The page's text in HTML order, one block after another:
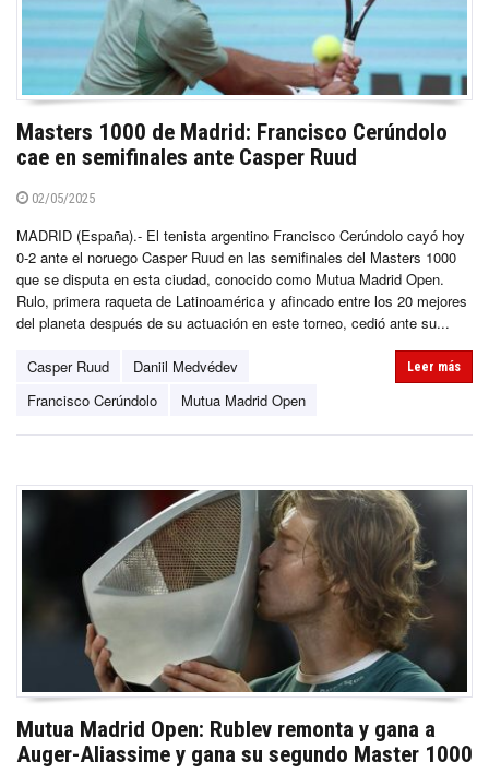
Masters 1000 de Madrid: Francisco Cerúndolo
cae en semifinales ante Casper Ruud
02/05/2025
MADRID (España).- El tenista argentino Francisco Cerúndolo cayó hoy
0-2 ante el noruego Casper Ruud en las semifinales del Masters 1000
que se disputa en esta ciudad, conocido como Mutua Madrid Open.
Rulo, primera raqueta de Latinoamérica y afincado entre los 20 mejores
del planeta después de su actuación en este torneo, cedió ante su...
Casper Ruud
Daniil Medvédev
Francisco Cerúndolo
Mutua Madrid Open
Leer más
Mutua Madrid Open: Rublev remonta y gana a
Auger-Aliassime y gana su segundo Master 1000